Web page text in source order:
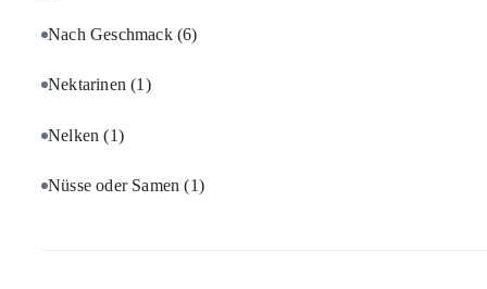
Nach Geschmack (6)
Nektarinen(1)
Nelken(1)
Nüsse oder Samen(1)